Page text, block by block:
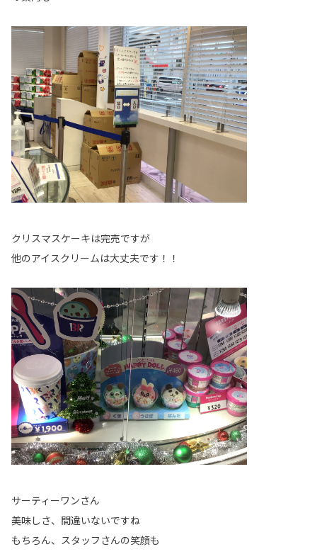
クリスマスケーキは完売ですが
他のアイスクリームは大丈夫です！！
サーティーワンさん
美味しさ、間違いないですね
もちろん、スタッフさんの笑顔も